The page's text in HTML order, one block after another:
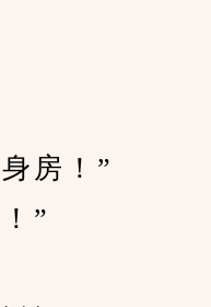
房！”
”